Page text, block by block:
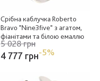
Срібна каблучка Roberto
Bravo "Nine3five" з агатом,
фіанітами та білою емаллю
5 028 грн
4 777 грн-5%